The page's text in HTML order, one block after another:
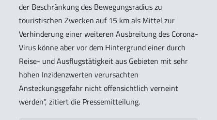
der Beschränkung des Bewegungsradius zu
touristischen Zwecken auf 15 km als Mittel zur
Verhinderung einer weiteren Ausbreitung des Corona-
Virus könne aber vor dem Hintergrund einer durch
Reise- und Ausflugstätigkeit aus Gebieten mit sehr
hohen Inzidenzwerten verursachten
Ansteckungsgefahr nicht offensichtlich verneint
werden”, zitiert die Pressemitteilung.